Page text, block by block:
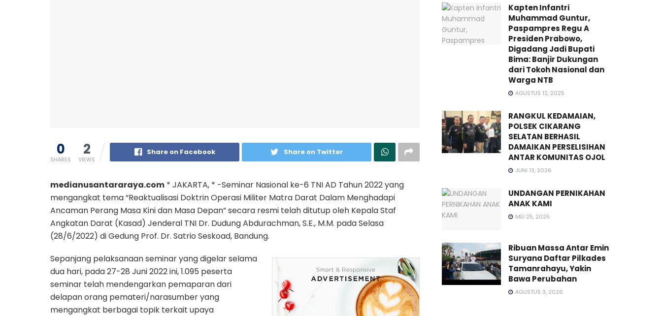
0
SHARES
2
VIEWS
Share on Facebook Share on Twitter
medianusantararaya.com * JAKARTA, * -Seminar Nasional ke-6 TNI AD Tahun 2022 yang
mengangkat tema “Reaktualisasi Doktrin Operasi Militer Matra Darat Dalam Menghadapi
Ancaman Perang Masa Kini dan Masa Depan” secara resmi telah ditutup oleh Kepala Staf
Angkatan Darat (Kasad) Jenderal TNI Dr. Dudung Abdurachman, S.E., M.M. pada Selasa
(28/6/2022) di Gedung Prof. Dr. Satrio Seskoad, Bandung.
Sepanjang pelaksanaan seminar yang digelar selama
dua hari, pada 27-28 Juni 2022 ini, 1.095 peserta
seminar telah mendengarkan pemaparan dari
delapan orang pemateri/narasumber yang
mengangkat berbagai topik terkait upaya
Kapten Infantri
Muhammad Guntur,
Paspampres Regu A
Presiden Prabowo,
Digadang Jadi Bupati
Bima: Banjir Dukungan
dari Tokoh Nasional dan
Warga NTB
AGUSTUS 12, 2025
RANGKUL KEDAMAIAN,
POLSEK CIKARANG
SELATAN BERHASIL
DAMAIKAN PERSELISIHAN
ANTAR KOMUNITAS OJOL
JUNI 13, 2026
UNDANGAN PERNIKAHAN
ANAK KAMI
MEI 25, 2025
Ribuan Massa Antar Emin
Suryana Daftar Pilkades
Tamanrahayu, Yakin
Bawa Perubahan
AGUSTUS 3, 2026